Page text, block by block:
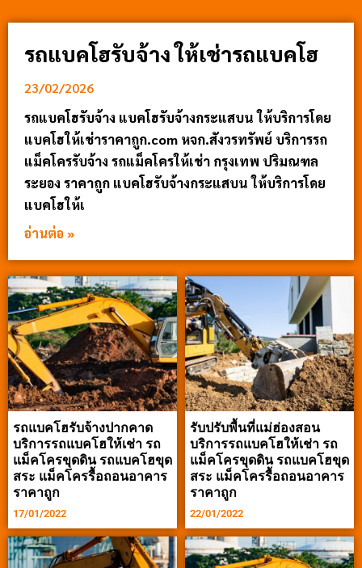
รถแบคโฮรับจ้าง ให้เช่ารถแบคโฮ
23/02/2026
รถแบคโฮรับจ้าง แบคโฮรับจ้างกระแสบน ให้บริการโดย
แบคโฮให้เช่าราคาถูก.com หจก.สังวรทรัพย์ บริการรถ
แม็คโครรับจ้าง รถแม็คโครให้เช่า กรุงเทพ ปริมณฑล
ระยอง ราคาถูก แบคโฮรับจ้างกระแสบน ให้บริการโดย
แบคโฮให้เ
อ่านต่อ »
รถแบคโฮรับจ้างปากคาด
บริการรถแบคโฮให้เช่า รถ
แม็คโครขุดดิน รถแบคโฮขุด
สระ แม็คโครรื้อถอนอาคาร
ราคาถูก
17/01/2022
รับปรับพื้นที่แม่ฮ่องสอน
บริการรถแบคโฮให้เช่า รถ
แม็คโครขุดดิน รถแบคโฮขุด
สระ แม็คโครรื้อถอนอาคาร
ราคาถูก
22/01/2022